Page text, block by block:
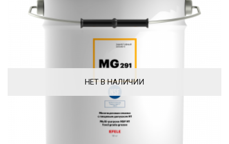
НЕТ В НАЛИЧИИ